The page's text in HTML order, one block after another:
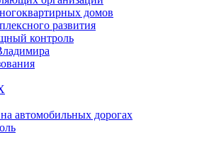
домов
развития
контроль
автомобильных дорогах